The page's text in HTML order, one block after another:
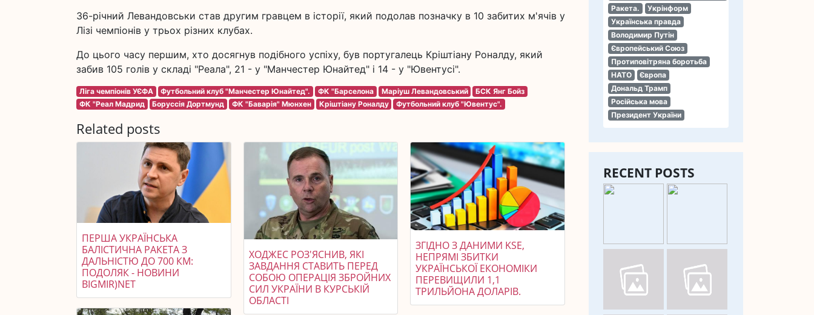
Ракета.
Укрінформ
Українська правда
Володимир Путін
Європейський Союз
Протиповітряна боротьба
НАТО
Європа
Дональд Трамп
Російська мова
Президент України
RECENT POSTS
36-річний Левандовськи став другим гравцем в історії, який подолав позначку в 10 забитих м'ячів у
Лізі чемпіонів у трьох різних клубах.
До цього часу першим, хто досягнув подібного успіху, був португалець Кріштіану Роналду, який
забив 105 голів у складі "Реала", 21 - у "Манчестер Юнайтед" і 14 - у "Ювентусі".
Ліга чемпіонів УЄФА Футбольний клуб "Манчестер Юнайтед". ФК "Барселона Маріуш Левандовський
БСК Янг Бойз
ФК "Реал Мадрид
Боруссія Дортмунд ФК "Баварія" Мюнхен Кріштіану Роналду Футбольний клуб "Ювентус".
Related posts
ПЕРША УКРАЇНСЬКА
БАЛІСТИЧНА РАКЕТА З
ДАЛЬНІСТЮ ДО 700 КМ:
ПОДОЛЯК - НОВИНИ
BIGMIR)NET
ХОДЖЕС РОЗ'ЯСНИВ, ЯКІ
ЗАВДАННЯ СТАВИТЬ ПЕРЕД
СОБОЮ ОПЕРАЦІЯ ЗБРОЙНИХ
СИЛ УКРАЇНИ В КУРСЬКІЙ
ОБЛАСТІ
ЗГІДНО З ДАНИМИ KSE,
НЕПРЯМІ ЗБИТКИ
УКРАЇНСЬКОЇ ЕКОНОМІКИ
ПЕРЕВИЩИЛИ 1,1
ТРИЛЬЙОНА ДОЛАРІВ.